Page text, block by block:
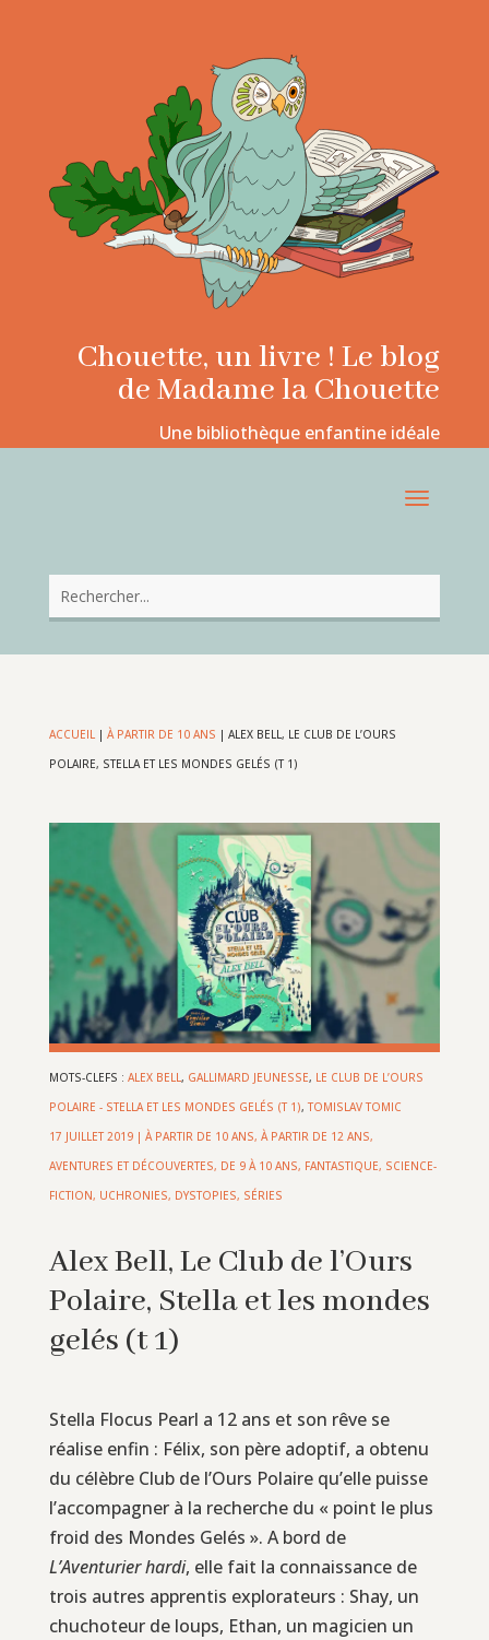
Chouette, un livre ! Le blog
de Madame la Chouette
Une bibliothèque enfantine idéale
ACCUEIL| À PARTIR DE 10 ANS | ALEX BELL, LE CLUB DE L’OURS
POLAIRE, STELLA ET LES MONDES GELÉS (T 1)
MOTS-CLEFS : ALEX BELL , GALLIMARD JEUNESSE, LE CLUB DE L’OURS
POLAIRE - STELLA ET LES MONDES GELÉS (T 1),TOMISLAV TOMIC
17 JUILLET 2019| À PARTIR DE 10 ANS, À PARTIR DE 12 ANS,
AVENTURES ET DÉCOUVERTES, DE 9 À 10 ANS, FANTASTIQUE, SCIENCE-
FICTION, UCHRONIES, DYSTOPIES, SÉRIES
Alex Bell, Le Club de l’Ours
Polaire, Stella et les mondes
gelés (t 1)
Stella Flocus Pearl a 12 ans et son rêve se
réalise enfin : Félix, son père adoptif, a obtenu
du célèbre Club de l’Ours Polaire qu’elle puisse
l’accompagner à la recherche du « point le plus
froid des Mondes Gelés ». A bord de
L’Aventurier hardi, elle fait la connaissance de
trois autres apprentis explorateurs : Shay, un
chuchoteur de loups, Ethan, un magicien un